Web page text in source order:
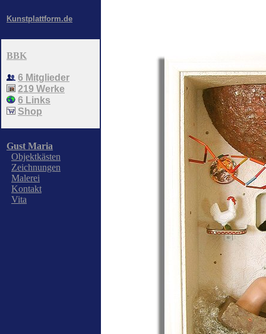
Kunstplattform.de
BBK
6 Mitglieder
219 Werke
6 Links
Shop
Gust Maria
Objektkästen
Zeichnungen
Malerei
Kontakt
Vita